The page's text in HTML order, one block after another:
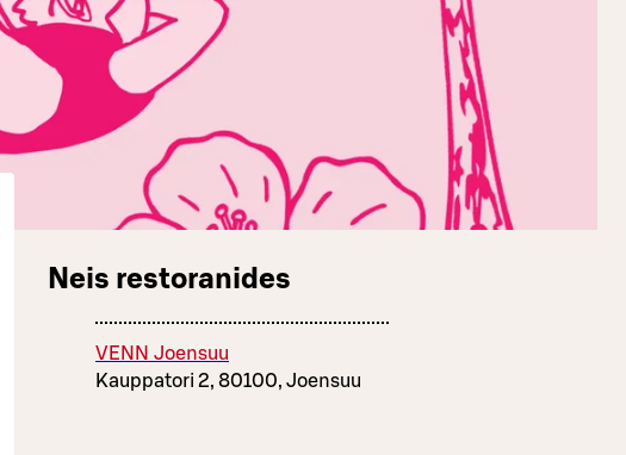
Neis restoranides
VENN Joensuu
Kauppatori 2, 80100, Joensuu